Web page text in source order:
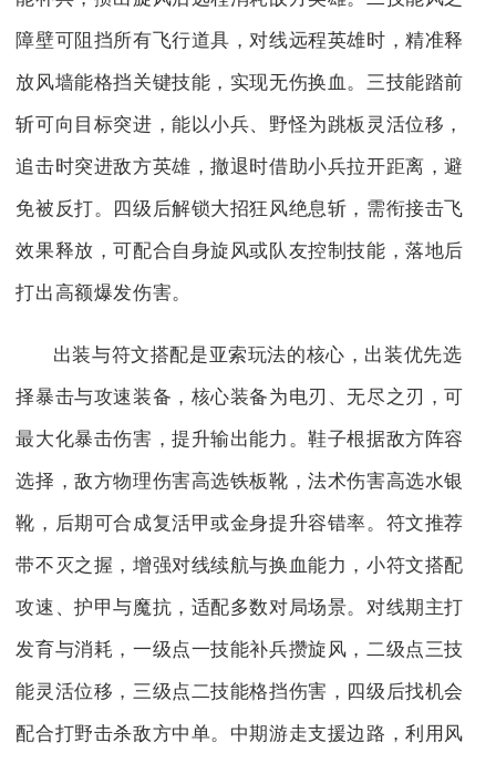
障壁可阻挡所有飞行道具，对线远程英雄时，精准释
放风墙能格挡关键技能，实现无伤换血。三技能踏前
斩可向目标突进，能以小兵、野怪为跳板灵活位移，
追击时突进敌方英雄，撤退时借助小兵拉开距离，避
免被反打。四级后解锁大招狂风绝息斩，需衔接击飞
效果释放，可配合自身旋风或队友控制技能，落地后
打出高额爆发伤害。
出装与符文搭配是亚索玩法的核心，出装优先选
择暴击与攻速装备，核心装备为电刃、无尽之刃，可
最大化暴击伤害，提升输出能力。鞋子根据敌方阵容
选择，敌方物理伤害高选铁板靴，法术伤害高选水银
靴，后期可合成复活甲或金身提升容错率。符文推荐
带不灭之握，增强对线续航与换血能力，小符文搭配
攻速、护甲与魔抗，适配多数对局场景。对线期主打
发育与消耗，一级点一技能补兵攒旋风，二级点三技
能灵活位移，三级点二技能格挡伤害，四级后找机会
配合打野击杀敌方中单。中期游走支援边路，利用风